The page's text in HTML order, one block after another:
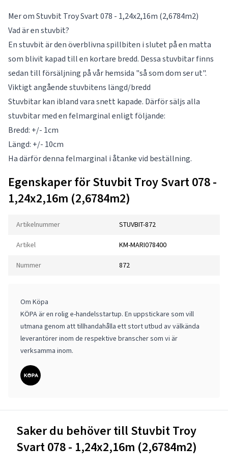
Mer om Stuvbit Troy Svart 078 - 1,24x2,16m (2,6784m2)
Vad är en stuvbit?
En stuvbit är den överblivna spillbiten i slutet på en matta
som blivit kapad till en kortare bredd. Dessa stuvbitar finns
sedan till försäljning på vår hemsida "så som dom ser ut".
Viktigt angående stuvbitens längd/bredd
Stuvbitar kan ibland vara snett kapade. Därför säljs alla
stuvbitar med en felmarginal enligt följande:
Bredd: +/- 1cm
Längd: +/- 10cm
Ha därför denna felmarginal i åtanke vid beställning.
Egenskaper för Stuvbit Troy Svart 078 -
1,24x2,16m (2,6784m2)
Artikelnummer STUVBIT-872
Artikel KM-MARI078400
Nummer 872
Om Köpa
KÖPA är en rolig e-handelsstartup. En uppstickare som vill
utmana genom att tillhandahålla ett stort utbud av välkända
leverantörer inom de respektive branscher som vi är
verksamma inom.
Saker du behöver till Stuvbit Troy
Svart 078 - 1,24x2,16m (2,6784m2)